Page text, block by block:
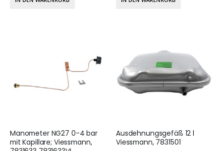
Manometer NG27 0-4 bar
mit Kapillare; Viessmann,
Ausdehnungsgefäß 12 l
Viessmann, 7831501